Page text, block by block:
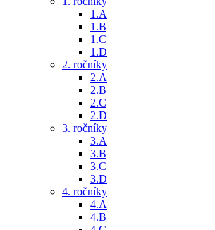
1.A
1.B
1.C
1.D
2. ročníky
2.A
2.B
2.C
2.D
3. ročníky
3.A
3.B
3.C
3.D
4. ročníky
4.A
4.B